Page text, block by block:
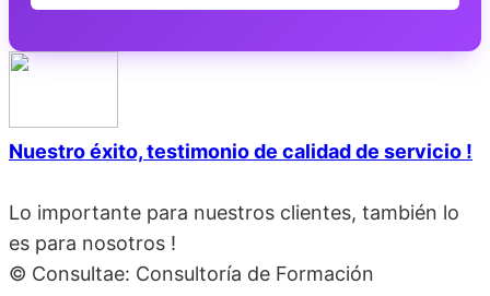
Nuestro éxito, testimonio de calidad de servicio !
Lo importante para nuestros clientes, también lo
es para nosotros !
© Consultae: Consultoría de Formación